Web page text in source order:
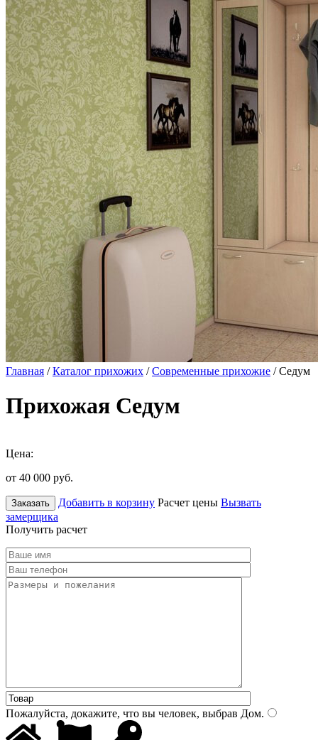
Главная /Каталог прихожих /Современные прихожие / Седум
Прихожая Седум
Цена:
от 40 000 руб.
Заказать Добавить в корзину Расчет цены Вызвать
замерщика
Получить расчет
Пожалуйста, докажите, что вы человек, выбрав Дом.